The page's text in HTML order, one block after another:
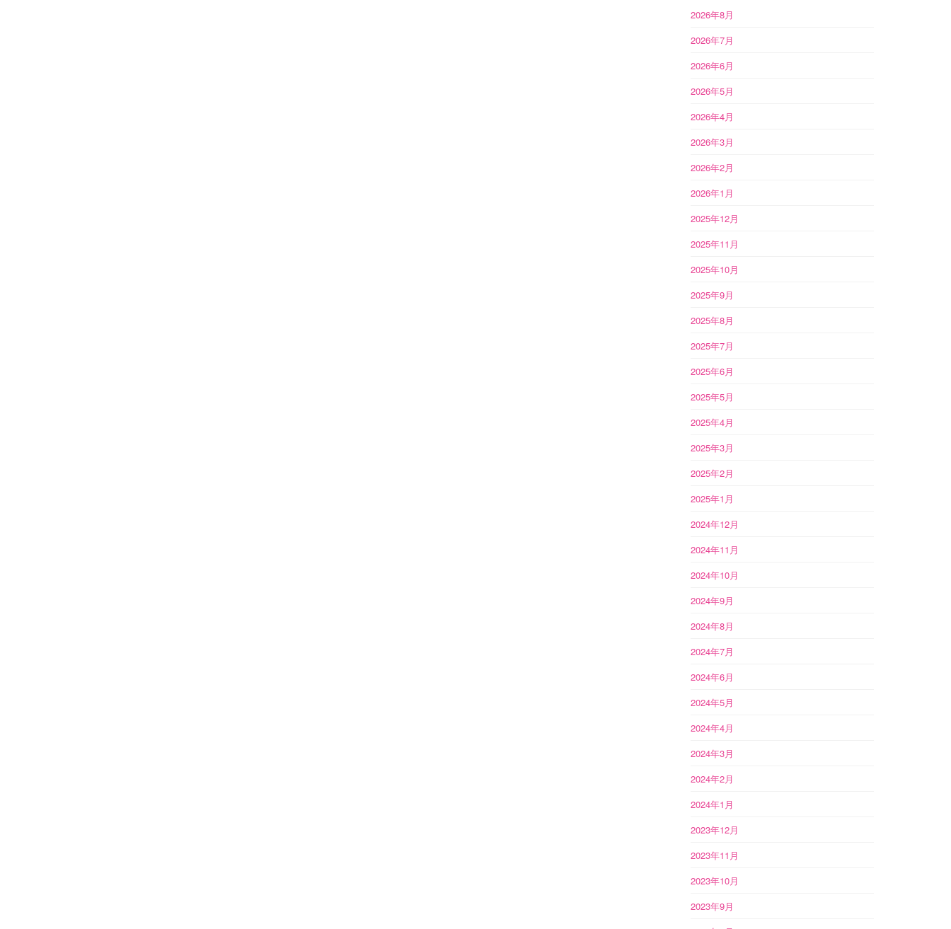
2026年8月
2026年7月
2026年6月
2026年5月
2026年4月
2026年3月
2026年2月
2026年1月
2025年12月
2025年11月
2025年10月
2025年9月
2025年8月
2025年7月
2025年6月
2025年5月
2025年4月
2025年3月
2025年2月
2025年1月
2024年12月
2024年11月
2024年10月
2024年9月
2024年8月
2024年7月
2024年6月
2024年5月
2024年4月
2024年3月
2024年2月
2024年1月
2023年12月
2023年11月
2023年10月
2023年9月